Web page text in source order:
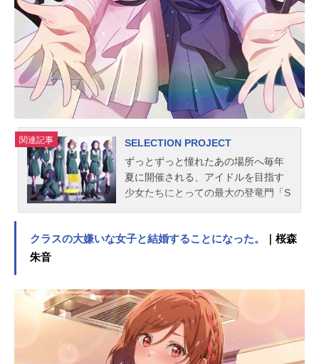
関連記事
SELECTION PROJECT
ずっとずっと憧れたあの場所へ毎年
夏に開催される、アイドルを目指す
少女たちにとっての最大の登竜門「S
とっての憧れの舞台。そして、伝説
った彼女は、病室のベッドの中で何
度も灯の歌を聴いた。たくさんの笑
顔と勇気をくれた彼女の歌声。誰か
の支えになれるような、誰かを笑顔
クラスの大嫌いな女子と結婚することになった。
｜桜森
朱音